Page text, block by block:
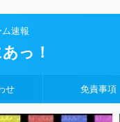
速報
っ！
せ 免責事項